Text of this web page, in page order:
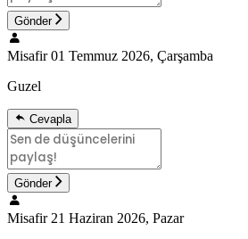
Gönder
Misafir 01 Temmuz 2026, Çarşamba
Guzel
Cevapla
Gönder
Misafir 21 Haziran 2026, Pazar